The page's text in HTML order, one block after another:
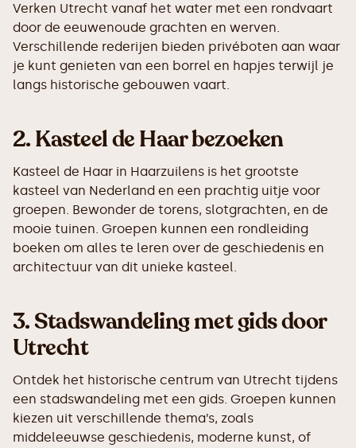
Verken Utrecht vanaf het water met een rondvaart
door de eeuwenoude grachten en werven.
Verschillende rederijen bieden privéboten aan waar
je kunt genieten van een borrel en hapjes terwijl je
langs historische gebouwen vaart.
2.Kasteel de Haar bezoeken
Kasteel de Haar in Haarzuilens is het grootste
kasteel van Nederland en een prachtig uitje voor
groepen. Bewonder de torens, slotgrachten, en de
mooie tuinen. Groepen kunnen een rondleiding
boeken om alles te leren over de geschiedenis en
architectuur van dit unieke kasteel.
3.Stadswandeling met gids door
Utrecht
Ontdek het historische centrum van Utrecht tijdens
een stadswandeling met een gids. Groepen kunnen
kiezen uit verschillende thema’s, zoals
middeleeuwse geschiedenis, moderne kunst, of